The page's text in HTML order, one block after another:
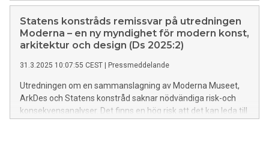
uppdraget att skapa verket – konstnären Olof Marsja.
Statens konstråds remissvar på utredningen
Moderna – en ny myndighet för modern konst,
arkitektur och design (Ds 2025:2)
31.3.2025 10:07:55 CEST Pressmeddelande
Utredningen om en sammanslagning av Moderna Museet,
ArkDes och Statens konstråd saknar nödvändiga risk-och
konsekvensanalyser. Det finns en hög risk att det kan leda till